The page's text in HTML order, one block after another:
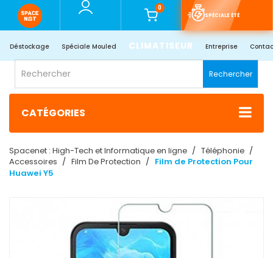
0
SPÉCIALE ÉTÉ
Déstockage Spéciale Mouled CLIMATISEUR Entreprise
Rechercher
CATÉGORIES
Spacenet : High-Tech et Informatique en ligne
Téléphonie
Accessoires
Film De Protection
Film de Protection Pour
Huawei Y5